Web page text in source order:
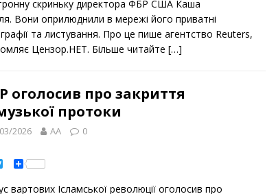
e
r
скриньку директора ФБР США Каша
Вони оприлюднили в мережі його приватні
та листування. Про це пише агентство Reuters,
Цензор.НЕТ. Більше читайте […]
оголосив про закриття
протоки
2026 AA 0
S
h
вартових Ісламської революції оголосив про